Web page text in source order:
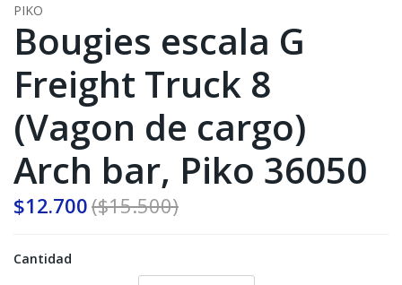
PIKO
Bougies escala G
Freight Truck 8
(Vagon de cargo)
Arch bar, Piko 36050
$12.700($15.500)
Cantidad